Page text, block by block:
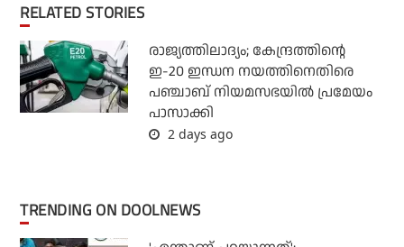
RELATED STORIES
രാജ്യത്തിലാദ്യം; കേന്ദ്രത്തിന്റെ
ഇ-20 ഇന്ധന നയത്തിനെതിരെ
പഞ്ചാബ് നിയമസഭയില്‍ പ്രമേയം
പാസാക്കി
2 days ago
TRENDING ON DOOLNEWS